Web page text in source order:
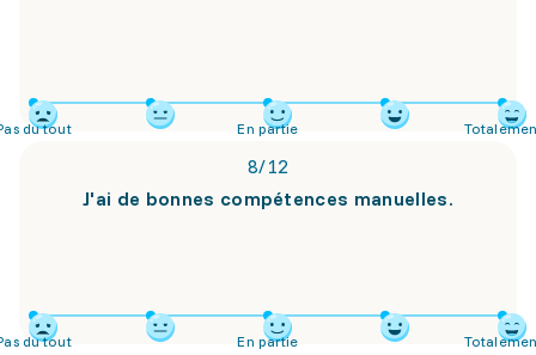
du tout En partie
8/12
J'ai de bonnes compétences manuelles.
du tout En partie